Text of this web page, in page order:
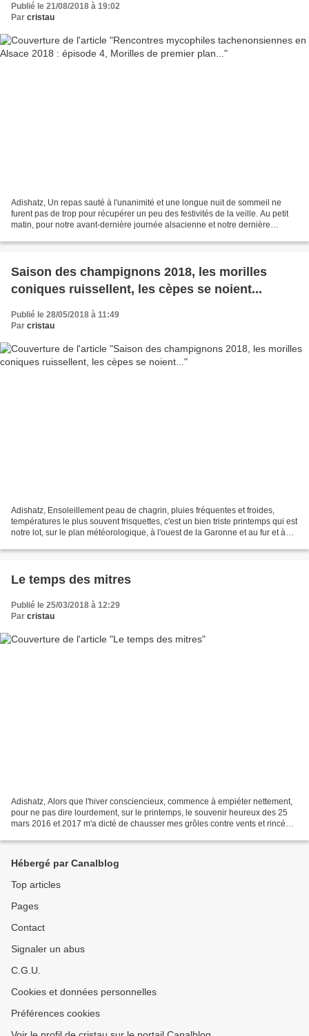
Publié le 21/08/2018 à 19:02
Par cristau
Adishatz, Un repas sauté à l'unanimité et une longue nuit de sommeil ne
furent pas de trop pour récupérer un peu des festivités de la veille. Au petit
matin, pour notre avant-dernière journée alsacienne et notre dernière
Saison des champignons 2018, les morilles
coniques ruissellent, les cèpes se noient...
Publié le 28/05/2018 à 11:49
Par cristau
Adishatz, Ensoleillement peau de chagrin, pluies fréquentes et froides,
températures le plus souvent frisquettes, c'est un bien triste printemps qui est
notre lot, sur le plan météorologique, à l'ouest de la Garonne et au fur et à
Le temps des mitres
Publié le 25/03/2018 à 12:29
Par cristau
Adishatz, Alors que l'hiver consciencieux, commence à empiéter nettement,
pour ne pas dire lourdement, sur le printemps, le souvenir heureux des 25
mars 2016 et 2017 m'a dicté de chausser mes grôles contre vents et rincées
Hébergé par Canalblog
Top articles
Pages
Contact
Signaler un abus
C.G.U.
Cookies et données personnelles
Préférences cookies